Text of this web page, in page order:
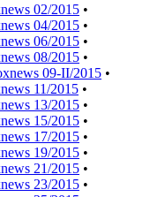
02/2015 •
04/2015 •
06/2015 •
08/2015 •
09-II/2015 •
11/2015 •
13/2015 •
15/2015 •
17/2015 •
19/2015 •
21/2015 •
23/2015 •